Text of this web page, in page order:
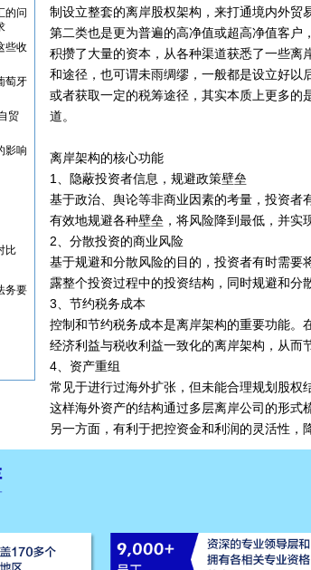
的问
些收
萄牙
贸
影响
比
务要
制设立整套的离岸股权架构，来打通境内外贸
第二类也是更为普遍的高净值或超高净值客
积攒了大量的资本，从各种渠道获悉了一些离
和途径，也可谓未雨绸缪，一般都是设立好
或者获取一定的税筹途径，其实本质上更多
道。
离岸架构的核心功能
1、隐蔽投资者信息，规避政策壁垒
基于政治、舆论等非商业因素的考量，投资者
有效地规避各种壁垒，将风险降到最低，并实
2、分散投资的商业风险
基于规避和分散风险的目的，投资者有时需
露整个投资过程中的投资结构，同时规避和分
3、节约税务成本
控制和节约税务成本是离岸架构的重要功能。
经济利益与税收利益一致化的离岸架构，从而
4、资产重组
常见于进行过海外扩张，但未能合理规划股权
这样海外资产的结构通过多层离岸公司的形
另一方面，有利于把控资金和利润的灵活性，